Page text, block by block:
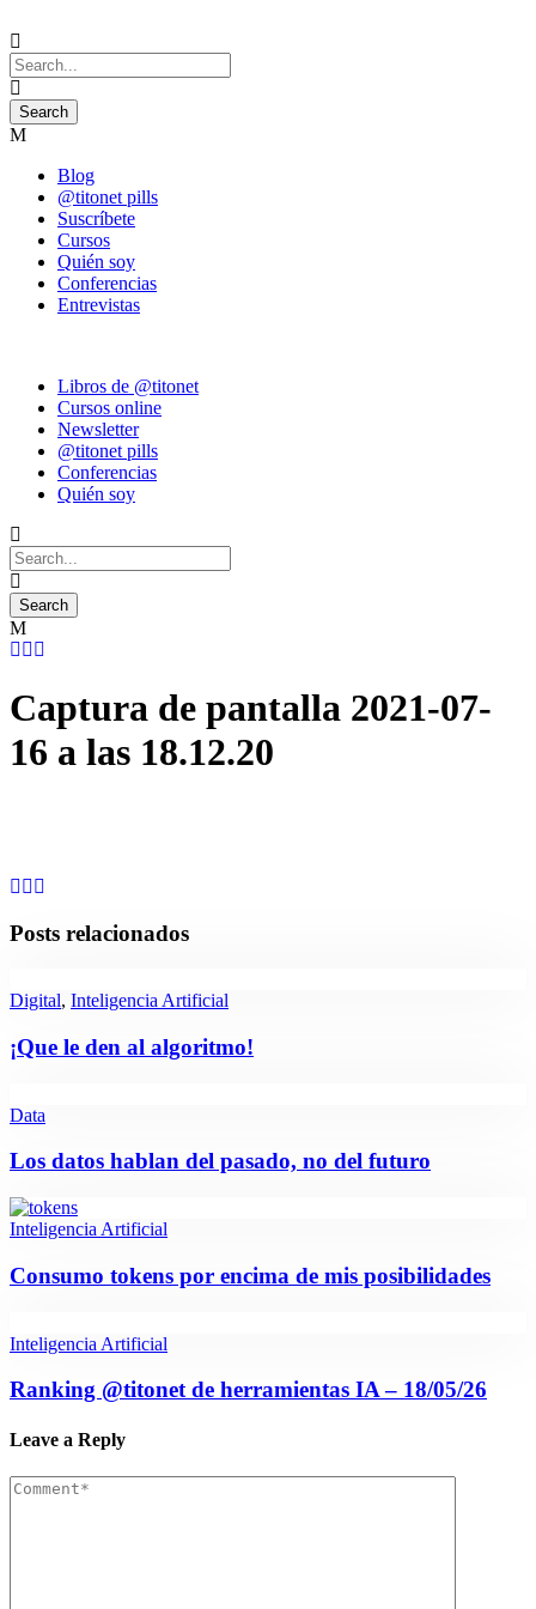
Blog
@titonet pills
Suscríbete
Cursos
Quién soy
Conferencias
Entrevistas
Libros de @titonet
Cursos online
Newsletter
@titonet pills
Conferencias
Quién soy
Captura de pantalla 2021-07-
16 a las 18.12.20
Posts relacionados
Digital, Inteligencia Artificial
¡Que le den al algoritmo!
Data
Los datos hablan del pasado, no del futuro
Inteligencia Artificial
Consumo tokens por encima de mis posibilidades
Inteligencia Artificial
Ranking @titonet de herramientas IA – 18/05/26
Leave a Reply